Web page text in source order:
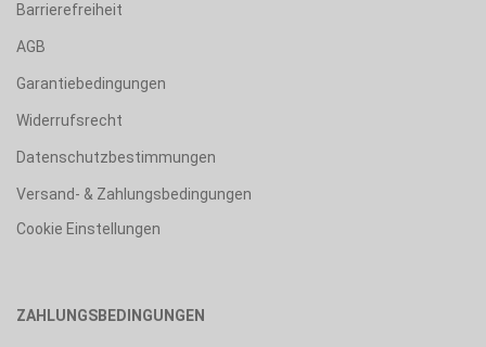
Barrierefreiheit
AGB
Garantiebedingungen
Widerrufsrecht
Datenschutzbestimmungen
Versand- & Zahlungsbedingungen
Cookie Einstellungen
ZAHLUNGSBEDINGUNGEN